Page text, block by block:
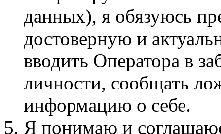
данных), я обязуюсь
достоверную и
вводить Оператора в
личности, сообщать
информацию о себе.
Я понимаю и